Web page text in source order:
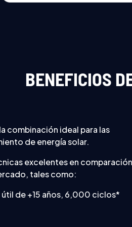
BENEFICIOS
combinación ideal para las
de energía solar.
excelentes en
tales como:
de +15 años, 6,000 ciclos*